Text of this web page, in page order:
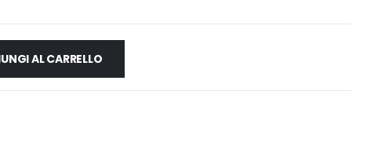
AL CARRELLO